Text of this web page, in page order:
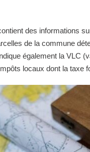
des informations
de la commune
également la VLC
locaux dont la taxe